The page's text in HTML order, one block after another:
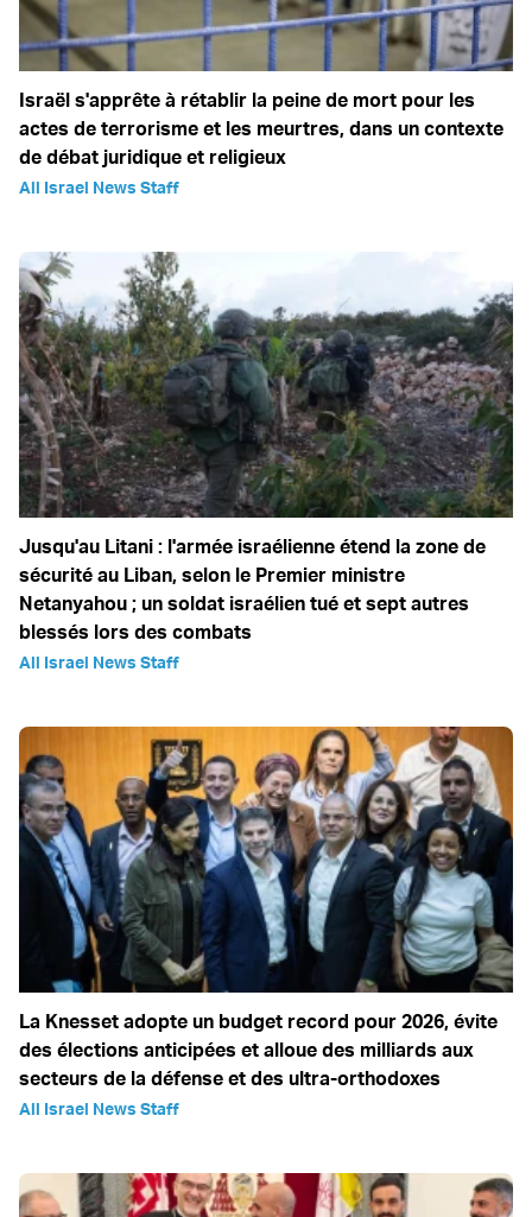
Israël s'apprête à rétablir la peine de mort pour les
actes de terrorisme et les meurtres, dans un contexte
de débat juridique et religieux
All Israel News Staff
Jusqu'au Litani : l'armée israélienne étend la zone de
sécurité au Liban, selon le Premier ministre
Netanyahou ; un soldat israélien tué et sept autres
blessés lors des combats
All Israel News Staff
La Knesset adopte un budget record pour 2026, évite
des élections anticipées et alloue des milliards aux
secteurs de la défense et des ultra-orthodoxes
All Israel News Staff